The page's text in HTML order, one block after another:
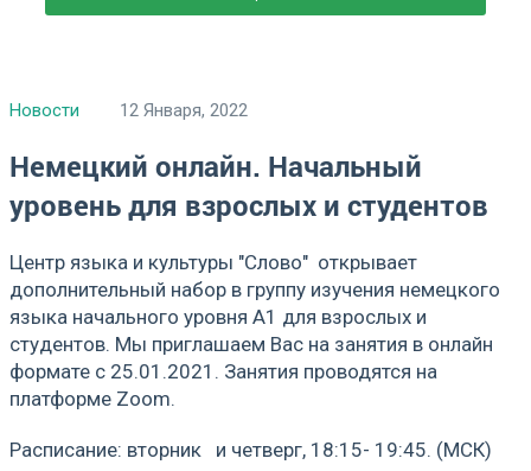
Новости 12 Января, 2022
Немецкий онлайн. Начальный
уровень для взрослых и студентов
Центр языка и культуры "Слово" открывает
дополнительный набор в группу изучения немецкого
языка начального уровня А1 для взрослых и
студентов. Мы приглашаем Вас на занятия в онлайн
формате с 25.01.2021. Занятия проводятся на
платформе Zoom.
Расписание: вторник и четверг, 18:15- 19:45. (МСК)